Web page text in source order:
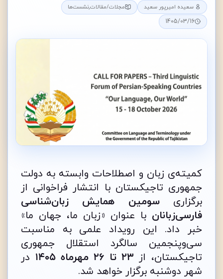
سعیده امیرپور سعید مجلات/مقالات,نشست‌ها
1405/03/16
کمیته‌ی زبان و اصطلاحات وابسته به دولت
جمهوری تاجیکستان با انتشار فراخوانی از
برگزاریسومین همایش زبان‌شناسی
فارسی‌زبانان با عنوان «زبان ما، جهان ما»
خبر داد. این رویداد علمی به مناسبت
سی‌وپنجمین سالگرد استقلال جمهوری
تاجیکستان، از ۲۳ تا ۲۶ مهرماه ۱۴۰۵
در
شهر دوشنبه برگزار خواهد شد.